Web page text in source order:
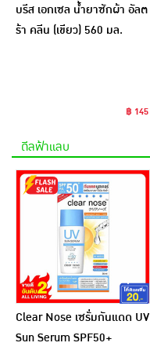
บรีส เอกเซล น้ำยาซักผ้า อัลต
ร้า คลีน (เขียว) 560 มล.
฿ 145
ดีลฟ้าแลบ
Clear Nose เซรั่มกันแดด UV
Sun Serum SPF50+